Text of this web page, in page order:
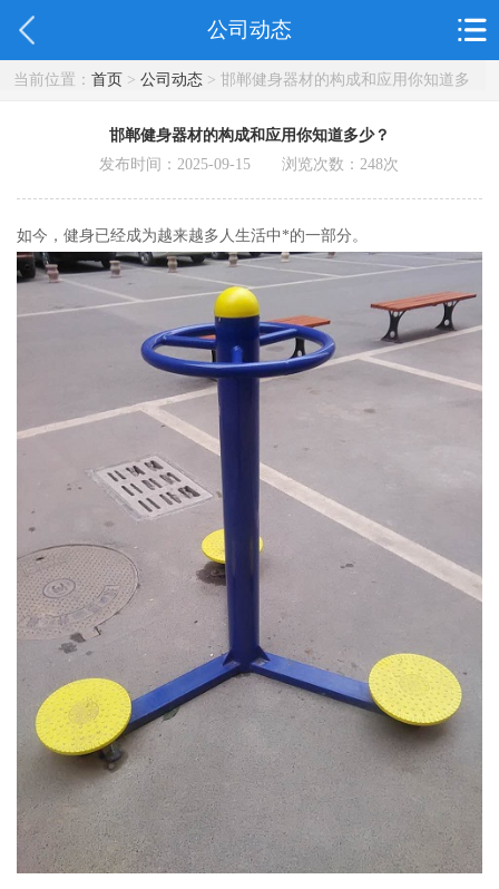
公司动态
当前位置： 首页> 公司动态> 邯郸健身器材的构成和应用你知道多
邯郸健身器材的构成和应用你知道多少？
发布时间：2025-09-15 浏览次数：248次
如今，健身已经成为越来越多人生活中*的一部分。